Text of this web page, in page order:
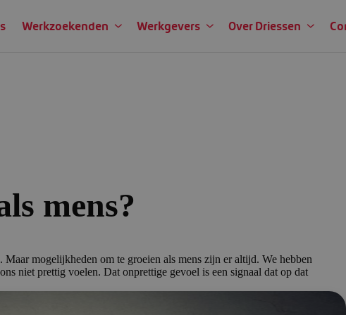
Werkzoekenden Werkgevers Over Driessen
mens?
mogelijkheden om te groeien als mens zijn er altijd. We hebben
niet prettig voelen. Dat onprettige gevoel is een signaal dat op dat